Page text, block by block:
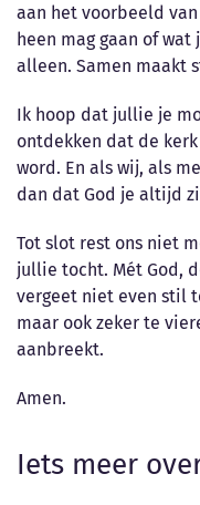
aan het voorbeeld
heen mag gaan of
alleen. Samen maakt
Ik hoop dat jullie je
ontdekken dat de
word. En als wij, als
dan dat God je altijd
Tot slot rest ons niet
jullie tocht. Mét God,
vergeet niet even stil
maar ook zeker te
aanbreekt.
Amen.
Iets meer